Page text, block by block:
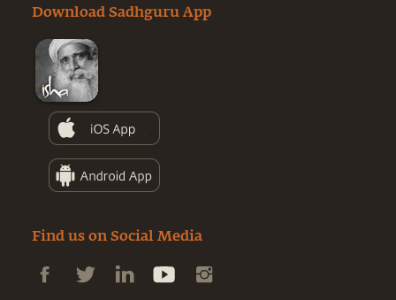
Download Sadhguru App
Find us on Social Media